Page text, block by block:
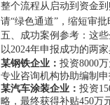
整个流程从启动到资金
请“绿色通道”，缩短审批
五、成功案例参考：这
以2024年申报成功的两
某钢铁企业： 投资8000
专业咨询机构协助编制
某汽车涂装企业： 投资
略，最终获得补贴450万